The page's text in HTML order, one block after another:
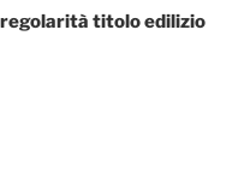
regolarità titolo edilizio